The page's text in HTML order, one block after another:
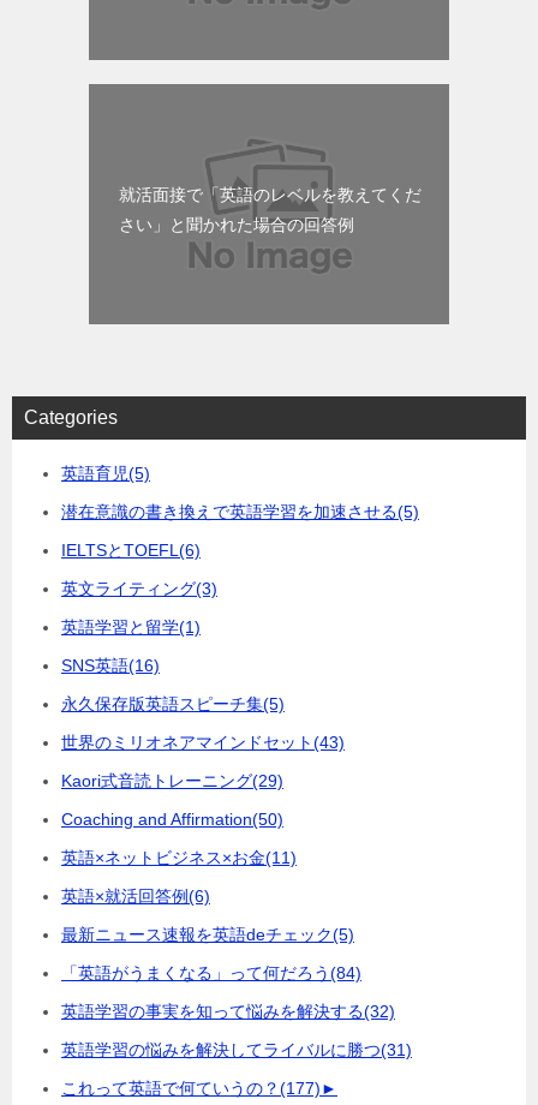
就活面接で「英語のレベルを教えてくだ
さい」と聞かれた場合の回答例
Categories
英語育児(5)
潜在意識の書き換えで英語学習を加速させる(5)
IELTSとTOEFL (6)
英文ライティング(3)
英語学習と留学(1)
SNS英語(16)
永久保存版英語スピーチ集(5)
世界のミリオネアマインドセット(43)
Kaori式音読トレーニング(29)
Coaching and Affirmation(50)
英語×ネットビジネス×お金(11)
英語×就活回答例(6)
最新ニュース速報を英語deチェック(5)
「英語がうまくなる」って何だろう(84)
英語学習の事実を知って悩みを解決する(32)
英語学習の悩みを解決してライバルに勝つ(31)
これって英語で何ていうの？(177)►